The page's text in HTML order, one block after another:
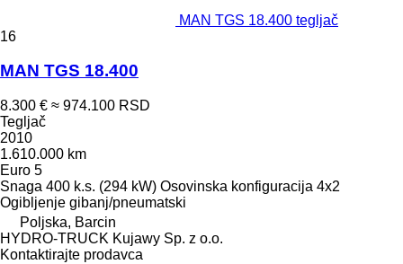
MAN TGS 18.400 tegljač
16
MAN TGS 18.400
8.300 € ≈ 974.100 RSD
Tegljač
2010
1.610.000 km
Euro 5
Snaga 400 k.s. (294 kW) Osovinska konfiguracija 4x2
Ogibljenje gibanj/pneumatski
Poljska, Barcin
HYDRO-TRUCK Kujawy Sp. z o.o.
Kontaktirajte prodavca